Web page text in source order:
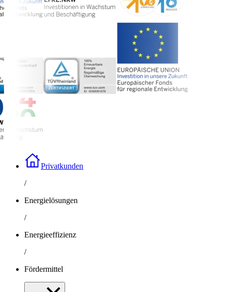
Privatkunden
/
Energielösungen
/
Energieeffizienz
/
Fördermittel